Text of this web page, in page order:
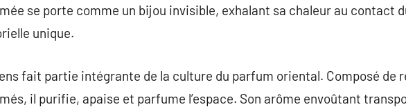
se porte comme un bijou invisible, exhalant sa chaleur au contact
unique.
fait partie intégrante de la culture du parfum oriental. Composé de
il purifie, apaise et parfume l’espace. Son arôme envoûtant